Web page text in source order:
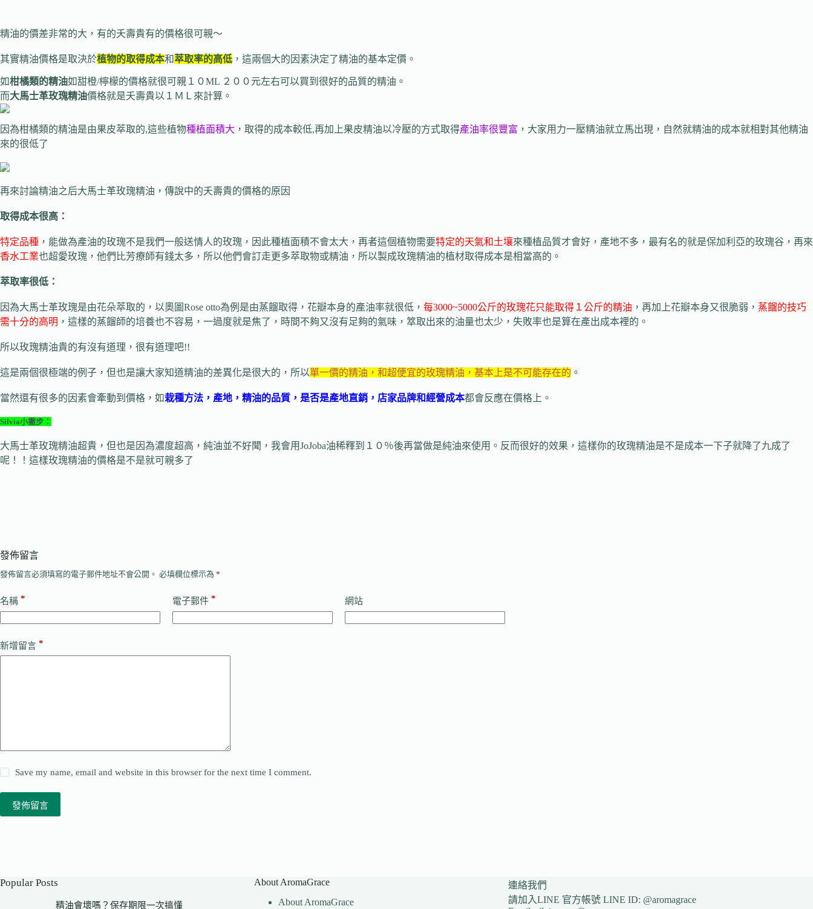
精油的價差非常的大，有的夭壽貴有的價格很可親～
其實精油價格是取決於植物的取得成本和萃取率的高低 ，這兩個大的因素決定了精油的基本定價。
如柑橘類的精油如甜橙/檸檬的價格就很可親１０ML ２００元左右可以買到很好的品質的精油。
而大馬士革玫瑰精油價格就是夭壽貴以１ＭＬ來計算。
因為柑橘類的精油是由果皮萃取的,這些植物種植面積大 ，取得的成本較低,再加上果皮精油以冷壓的方式取得產油率很豐富 ，大家用力一壓精油就立馬出現，自然就精油的成本就相對其他精油
來的很低了
再來討論精油之后大馬士革玫瑰精油，傳說中的夭壽貴的價格的原因
取得成本很高：
特定品種 ，能做為產油的玫瑰不是我們一般送情人的玫瑰，因此種植面積不會太大，再者這個植物需要特定的天氣和土壤來種植品質才會好，產地不多，最有名的就是保加利亞的玫瑰谷，再來
香水工業也超愛玫瑰，他們比芳療師有錢太多，所以他們會訂走更多萃取物或精油，所以製成玫瑰精油的植材取得成本是相當高的。
萃取率很低：
因為大馬士革玫瑰是由花朵萃取的，以奧圖Rose otto為例是由蒸餾取得，花瓣本身的產油率就很低， 每3000~5000公斤的玫瑰花只能取得１公斤的精油 ，再加上花瓣本身又很脆弱， 蒸餾的技巧
需十分的高明 ，這樣的蒸餾師的培養也不容易，一過度就是焦了，時間不夠又沒有足夠的氣味，箤取出來的油量也太少，失敗率也是算在產出成本裡的。
所以玫瑰精油貴的有沒有道理，很有道理吧!!
這是兩個很極端的例子，但也是讓大家知道精油的差異化是很大的，所以單一價的精油，和超便宜的玫瑰精油，基本上是不可能存在的 。
當然還有很多的因素會牽動到價格，如栽種方法，產地，精油的品質，是否是產地直銷，店家品牌和經營成本都會反應在價格上。
Silvia小撇步：
大馬士革玫瑰精油超貴，但也是因為濃度超高，純油並不好聞，我會用JoJoba油稀釋到１０％後再當做是純油來使用。反而很好的效果，這樣你的玫瑰精油是不是成本一下子就降了九成了
呢！！這樣玫瑰精油的價格是不是就可親多了
發佈留言
發佈留言必須填寫的電子郵件地址不會公開。 必填欄位標示為 *
名稱 * 電子郵件 * 網站
新增留言 *
Save my name, email and website in this browser for the next time I comment.
發佈留言
Popular Posts
精油會壞嗎？保存期限一次搞懂
About AromaGrace
About AromaGrace
連絡我們
請加入LINE 官方帳號 LINE ID: @aromagrace